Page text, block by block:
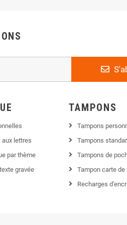
aux lettres
par thème
gravée
TAMPONS
Tampons
Tampons
Tampons de
Tampon carte de
Recharges